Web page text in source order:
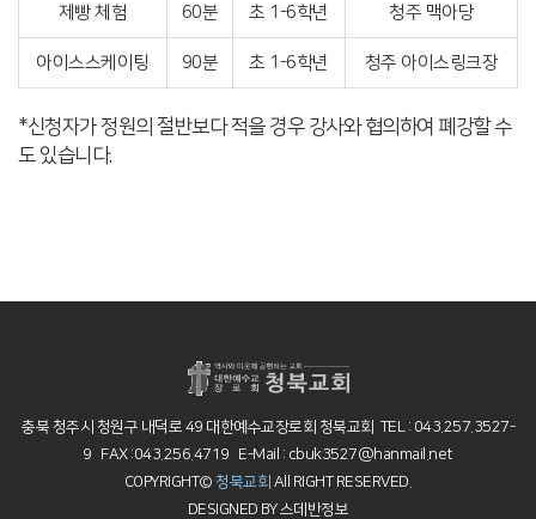
제빵 체험 60분 초 1-6학년 청주 맥아당
아이스스케이팅 90분 초 1-6학년 청주 아이스링크장
*신청자가 정원의 절반보다 적을 경우 강사와 협의하여 폐강할 수
도 있습니다.
충북 청주시 청원구 내덕로 49 대한예수교장로회 청북교회 TEL : 043.257.3527-
9 FAX :043.256.4719 E-Mail : cbuk3527@hanmail.net
COPYRIGHT© 청북교회 All RIGHT RESERVED.
DESIGNED BY스데반정보